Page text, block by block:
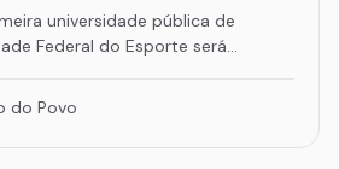
universidade pública de
Federal do Esporte será…
do Povo